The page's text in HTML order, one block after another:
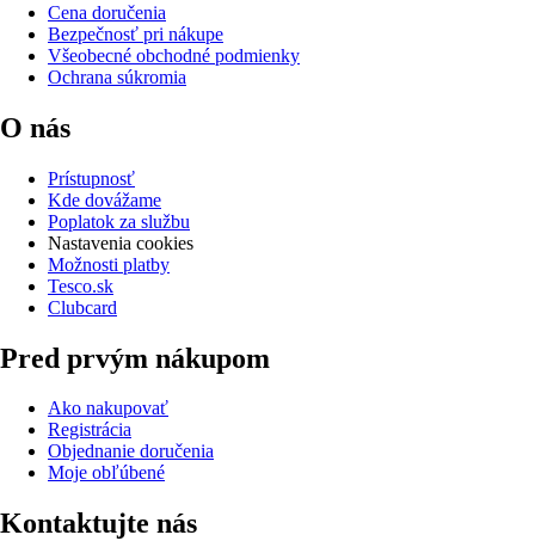
Cena doručenia
Bezpečnosť pri nákupe
Všeobecné obchodné podmienky
Ochrana súkromia
O nás
Prístupnosť
Kde dovážame
Poplatok za službu
Nastavenia cookies
Možnosti platby
Tesco.sk
Clubcard
Pred prvým nákupom
Ako nakupovať
Registrácia
Objednanie doručenia
Moje obľúbené
Kontaktujte nás